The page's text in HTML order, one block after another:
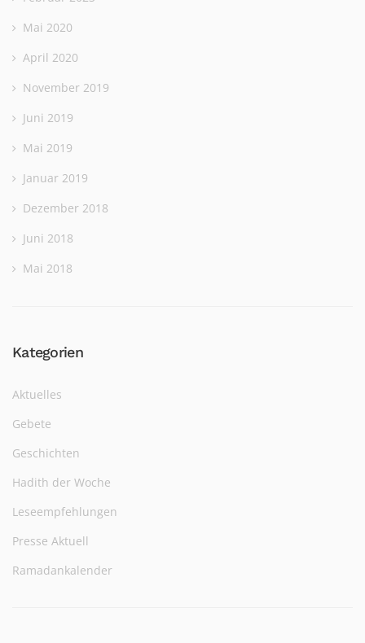
Mai 2020
April 2020
November 2019
Juni 2019
Mai 2019
Januar 2019
Dezember 2018
Juni 2018
Mai 2018
Kategorien
Aktuelles
Gebete
Geschichten
Hadith der Woche
Leseempfehlungen
Presse Aktuell
Ramadankalender